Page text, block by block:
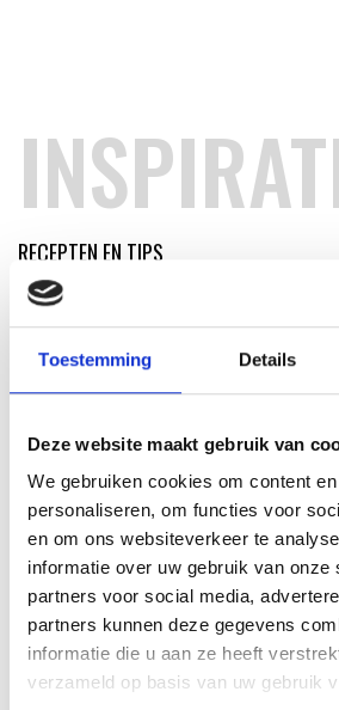
Toestemming Details
Deze website maakt gebruik van
We gebruiken cookies om content
personaliseren, om functies voor
en om ons websiteverkeer te
informatie over uw gebruik van onze
partners voor social media,
partners kunnen deze gegevens
informatie die u aan ze heeft
verzameld op basis van uw gebruik
RECEPTEN EN TIPS
VAN ONZE GRILL MASTERS